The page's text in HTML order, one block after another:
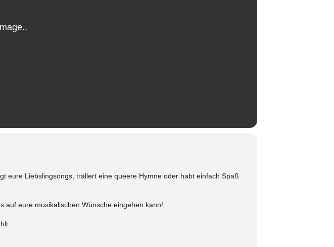
eure Liebslingsongs, trällert eine queere Hymne oder habt einfach Spaß
auf eure musikalischen Wünsche eingehen kann!